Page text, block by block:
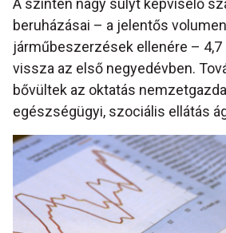
A szintén nagy súlyt képviselő
beruházásai – a jelentős
járműbeszerzések ellenére –
vissza az első negyedévben.
bővültek az oktatás
egészségügyi, szociális ellátás